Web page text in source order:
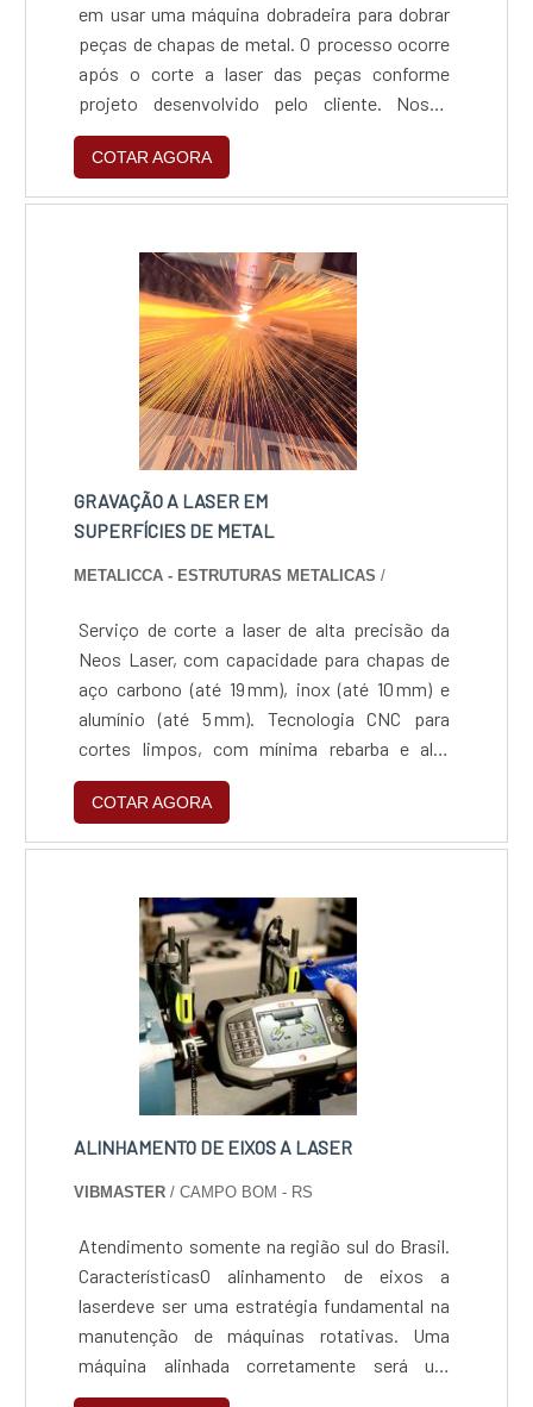
em usar uma máquina dobradeira para dobrar
peças de chapas de metal. O processo ocorre
após o corte a laser das peças conforme
projeto desenvolvido pelo cliente. Nosso
equipamento tem a capacidade de dobrar
peças até 3 metros de comprimento.
COTAR AGORA
GRAVAÇÃO A LASER EM
SUPERFÍCIES DE METAL
METALICCA - ESTRUTURAS METALICAS /
Serviço de corte a laser de alta precisão da
Neos Laser, com capacidade para chapas de
aço carbono (até 19 mm), inox (até 10 mm) e
alumínio (até 5 mm). Tecnologia CNC para
cortes limpos, com mínima rebarba e alta
repetibilidade. Compatível com arquivos
vetoriais (.dxf, .dwg, .ai) e ideal para projetos
técnicos com tolerância dimensional rigorosa.
para produção sob medida ou em escala, com
suporte técnico especializado e foco na
qualidade e eficiência.
COTAR AGORA
ALINHAMENTO DE EIXOS A LASER
VIBMASTER / CAMPO BOM - RS
Atendimento somente na região sul do Brasil.
CaracterísticasO alinhamento de eixos a
laserdeve ser uma estratégia fundamental na
manutenção de máquinas rotativas. Uma
máquina alinhada corretamente será um
recurso confiável para a planta, exigirá menos